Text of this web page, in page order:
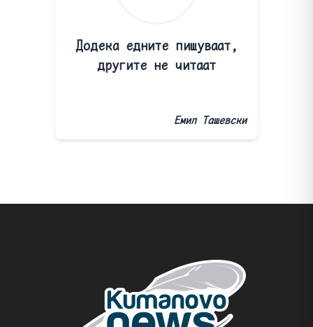
Додека едните пишуваат,
другите не читаат
Емил Ташевски